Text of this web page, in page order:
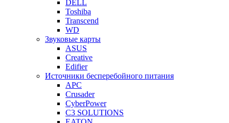
DELL
Toshiba
Transcend
WD
Звуковые карты
ASUS
Creative
Edifier
Источники бесперебойного питания
APC
Crusader
CyberPower
C3 SOLUTIONS